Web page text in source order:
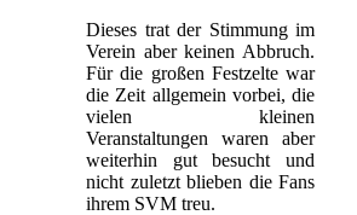
Dieses trat der Stimmung im
Verein aber keinen Abbruch.
Für die großen Festzelte war
die Zeit allgemein vorbei, die
vielen kleinen
Veranstaltungen waren aber
weiterhin gut besucht und
nicht zuletzt blieben die Fans
ihrem SVM treu.